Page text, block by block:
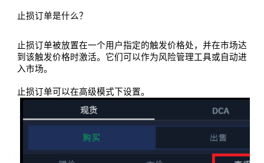
止损订单是什么？
止损订单被放置在一个用户指定的触发价格处，并在市场达
到该触发价格时激活。它们可以作为风险管理工具或自动进
入市场。
止损订单可以在高级模式下设置。